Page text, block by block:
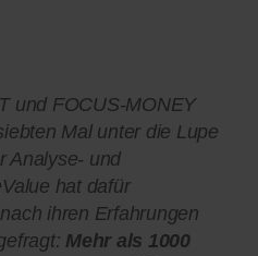
und FOCUS-MONEY
Mal unter die Lupe
Analyse- und
hat dafür
ihren Erfahrungen
Mehr als 1000